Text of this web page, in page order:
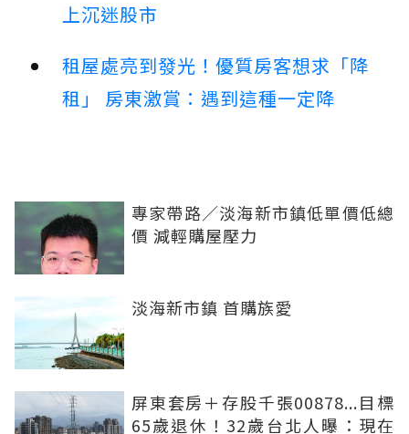
上沉迷股市
租屋處亮到發光！優質房客想求「降
租」 房東激賞：遇到這種一定降
專家帶路／淡海新市鎮低單價低總
價 減輕購屋壓力
淡海新市鎮 首購族愛
屏東套房＋存股千張00878...目標
65歲退休！32歲台北人曝：現在